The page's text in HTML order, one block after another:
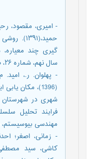
- امیری، مقصود،
گیری چند
سال نهم، شماره ۲۶، صفحه (65-45)۔
- پهلوان. ر.، اميد.
(1396)، مکان
مهندسی بیوسیستم، دوره ۴۸، شماره ۱،
- زمانی، اصغر؛